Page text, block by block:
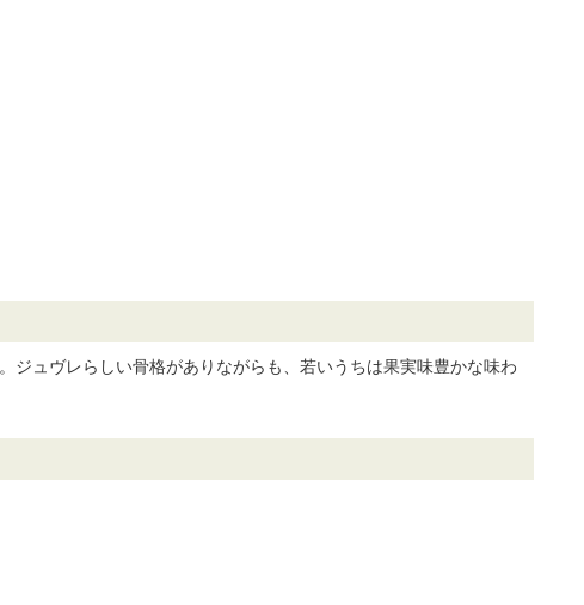
ュヴレらしい骨格がありながらも、若いうちは果実味豊かな味わ